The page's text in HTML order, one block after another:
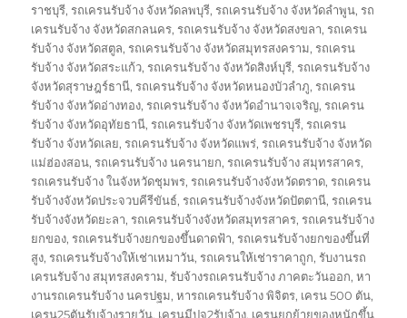
ราชบุรี,รถเครนรับจ้าง จังหวัดลพบุรี,รถเครนรับจ้าง จังหวัดลำพูน,รถ
เครนรับจ้าง จังหวัดสกลนคร,รถเครนรับจ้าง จังหวัดสงขลา,รถเครน
รับจ้าง จังหวัดสตูล,รถเครนรับจ้าง จังหวัดสมุทรสงคราม,รถเครน
รับจ้าง จังหวัดสระแก้ว,รถเครนรับจ้าง จังหวัดสิงห์บุรี,รถเครนรับจ้าง
จังหวัดสุราษฎร์ธานี,รถเครนรับจ้าง จังหวัดหนองบัวลำภู,รถเครน
รับจ้าง จังหวัดอ่างทอง,รถเครนรับจ้าง จังหวัดอำนาจเจริญ,รถเครน
รับจ้าง จังหวัดอุทัยธานี,รถเครนรับจ้าง จังหวัดเพชรบุรี,รถเครน
รับจ้าง จังหวัดเลย,รถเครนรับจ้าง จังหวัดแพร่,รถเครนรับจ้าง จังหวัด
แม่ฮ่องสอน,รถเครนรับจ้าง นครนายก,รถเครนรับจ้าง สมุทรสาคร,
รถเครนรับจ้าง ในจังหวัดชุมพร,รถเครนรับจ้างจังหวัดตราด,รถเครน
รับจ้างจังหวัดประจวบคีรีขันธ์,รถเครนรับจ้างจังหวัดปัตตานี,รถเครน
รับจ้างจังหวัดยะลา,รถเครนรับจ้างจังหวัดสมุทรสาคร,รถเครนรับจ้าง
ยกของ,รถเครนรับจ้างยกของขึ้นดาดฟ้า,รถเครนรับจ้างยกของขึ้นที่
สูง,รถเครนรับจ้างให้เช่าเหมาวัน,รถเครนให้เช่าราคาถูก,รับงานรถ
เครนรับจ้าง สมุทรสงคราม,รับจ้างรถเครนรับจ้าง ภาคตะวันออก,หา
งานรถเครนรับจ้าง นครปฐม,หารถเครนรับจ้าง พิจิตร, เครน 500 ตัน,
เครน25ตันรับจ้างรายวัน, เครนมีปจ2รับจ้าง, เครนยกย้ายของหนักขึ้น